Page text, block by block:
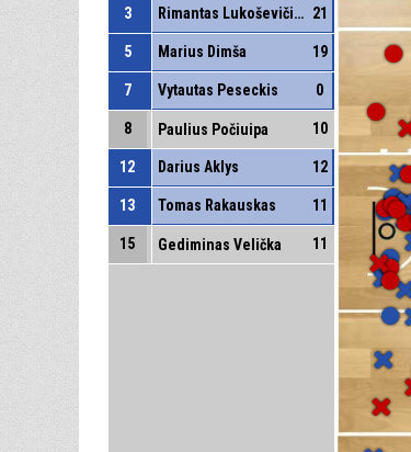
3 Rimantas Lukoševičius 21
5 Marius Dimša 19
7 Vytautas Peseckis 0
8 Paulius Počiuipa 10
12 Darius Aklys 12
13 Tomas Rakauskas 11
15 Gediminas Velička 11